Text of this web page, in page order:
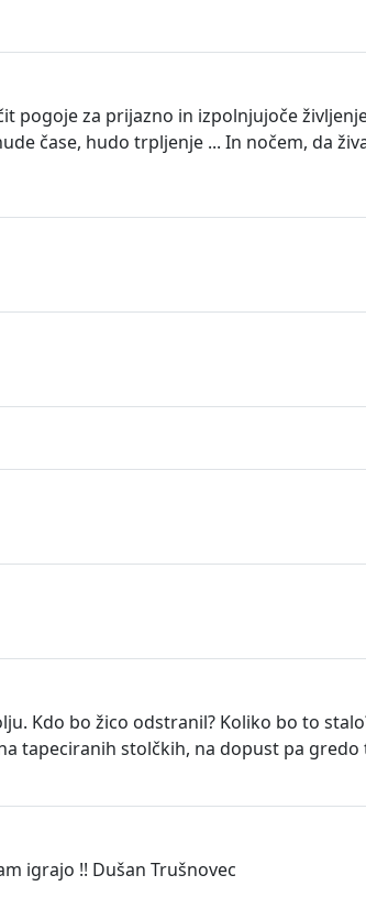
za prijazno in izpolnjujoče
čase, hudo trpljenje ... In nočem, da
Kdo bo žico odstranil? Koliko bo to
tapeciranih stolčkih, na dopust pa
igrajo !! Dušan Trušnovec